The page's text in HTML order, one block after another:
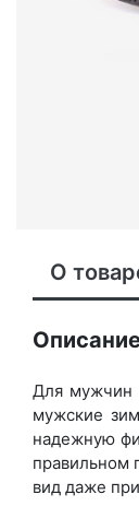
О
Для мужчин
мужские
надежную
правильном
вид даже